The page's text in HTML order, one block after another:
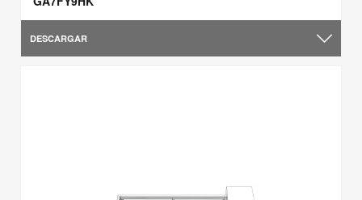
DESCARGAR